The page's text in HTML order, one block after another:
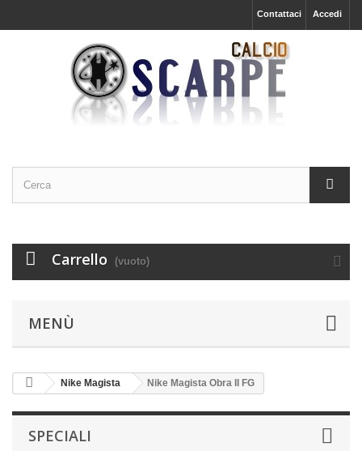
Accedi
Contattaci
Carrello (vuoto)
MENÙ
Nike Magista Nike Magista Obra II FG
SPECIALI